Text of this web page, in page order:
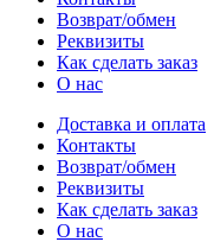
Возврат/обмен
Реквизиты
Как сделать заказ
О нас
Доставка и оплата
Контакты
Возврат/обмен
Реквизиты
Как сделать заказ
О нас